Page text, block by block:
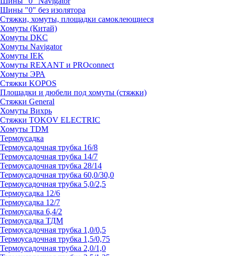
Шины "0" без изолятора
Стяжки, хомуты, площадки самоклеющиеся
Хомуты (Китай)
Хомуты DKC
Хомуты Navigator
Хомуты IEK
Хомуты REXANT и PROconnect
Хомуты ЭРА
Стяжки KOPOS
Площадки и дюбели под хомуты (стяжки)
Стяжки General
Хомуты Вихрь
Стяжки TOKOV ELECTRIC
Хомуты TDM
Термоусадка
Термоусадочная трубка 16/8
Термоусадочная трубка 14/7
Термоусадочная трубка 28/14
Термоусадочная трубка 60,0/30,0
Термоусадочная трубка 5,0/2,5
Термоусадка 12/6
Термоусадка 12/7
Термоусадка 6,4/2
Термоусадка ТДМ
Термоусадочная трубка 1,0/0,5
Термоусадочная трубка 1,5/0,75
Термоусадочная трубка 2,0/1,0